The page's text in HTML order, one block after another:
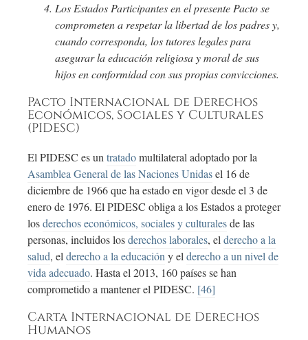
Los Estados Participantes en el presente Pacto se
comprometen a respetar la libertad de los padres y,
cuando corresponda, los tutores legales para
asegurar la educación religiosa y moral de sus
hijos en conformidad con sus propias convicciones.
Pacto Internacional de Derechos
Económicos, Sociales y Culturales
(PIDESC)
El PIDESC es un tratadomultilateral adoptado por la
Asamblea General de las Naciones Unidasel 16 de
diciembre de 1966 que ha estado en vigor desde el 3 de
enero de 1976. El PIDESC obliga a los Estados a proteger
losderechos económicos, sociales y culturalesde las
personas, incluidos losderechos laborales, el derecho a la
salud, el derecho a la educación y el derecho a un nivel de
vida adecuado. Hasta el 2013, 160 países se han
comprometido a mantener el PIDESC. [46]
Carta Internacional de Derechos
Humanos